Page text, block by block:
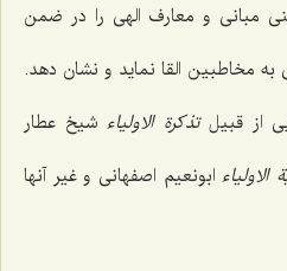
مبانی و معارف الهی را در ضمن
به مخاطبین القا نماید و نشان دهد.
از قبیلتذکرة الاولیاءشیخ عطار
الاولیاءابونعیم اصفهانی و غیر آنها